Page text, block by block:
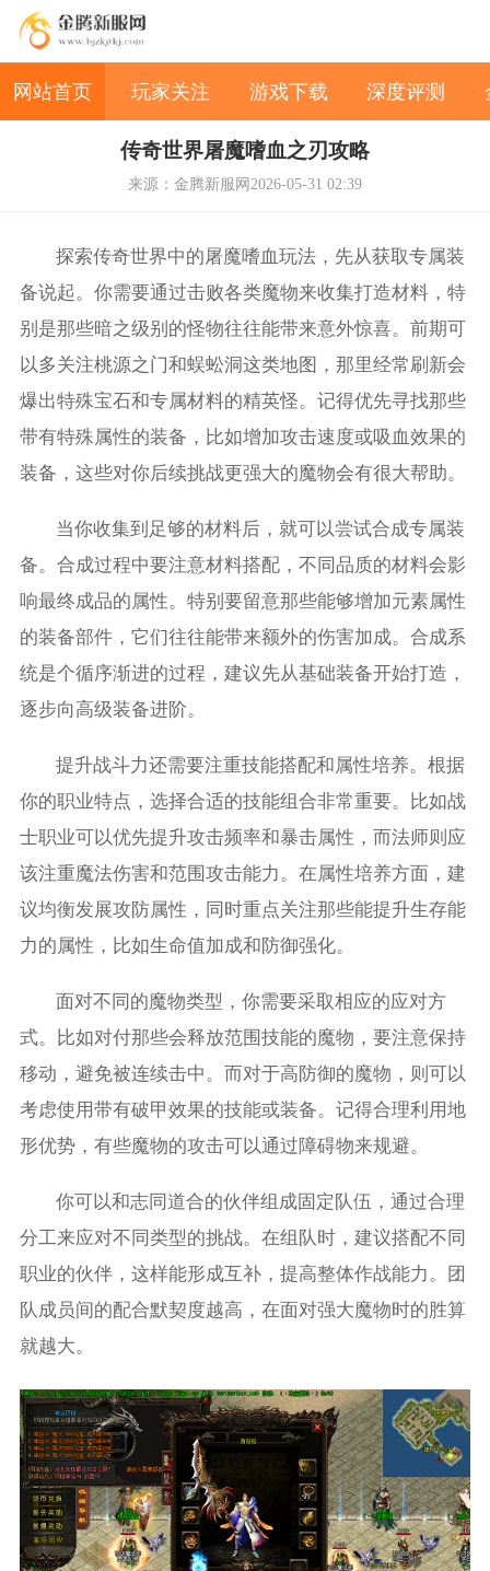
网站首页 玩家关注 游戏下载 深度评测
传奇世界屠魔嗜血之刃攻略
来源：金腾新服网2026-05-31 02:39
探索传奇世界中的屠魔嗜血玩法，先从获取专属装
备说起。你需要通过击败各类魔物来收集打造材料，特
别是那些暗之级别的怪物往往能带来意外惊喜。前期可
以多关注桃源之门和蜈蚣洞这类地图，那里经常刷新会
爆出特殊宝石和专属材料的精英怪。记得优先寻找那些
带有特殊属性的装备，比如增加攻击速度或吸血效果的
装备，这些对你后续挑战更强大的魔物会有很大帮助。
当你收集到足够的材料后，就可以尝试合成专属装
备。合成过程中要注意材料搭配，不同品质的材料会影
响最终成品的属性。特别要留意那些能够增加元素属性
的装备部件，它们往往能带来额外的伤害加成。合成系
统是个循序渐进的过程，建议先从基础装备开始打造，
逐步向高级装备进阶。
提升战斗力还需要注重技能搭配和属性培养。根据
你的职业特点，选择合适的技能组合非常重要。比如战
士职业可以优先提升攻击频率和暴击属性，而法师则应
该注重魔法伤害和范围攻击能力。在属性培养方面，建
议均衡发展攻防属性，同时重点关注那些能提升生存能
力的属性，比如生命值加成和防御强化。
面对不同的魔物类型，你需要采取相应的应对方
式。比如对付那些会释放范围技能的魔物，要注意保持
移动，避免被连续击中。而对于高防御的魔物，则可以
考虑使用带有破甲效果的技能或装备。记得合理利用地
形优势，有些魔物的攻击可以通过障碍物来规避。
你可以和志同道合的伙伴组成固定队伍，通过合理
分工来应对不同类型的挑战。在组队时，建议搭配不同
职业的伙伴，这样能形成互补，提高整体作战能力。团
队成员间的配合默契度越高，在面对强大魔物时的胜算
就越大。